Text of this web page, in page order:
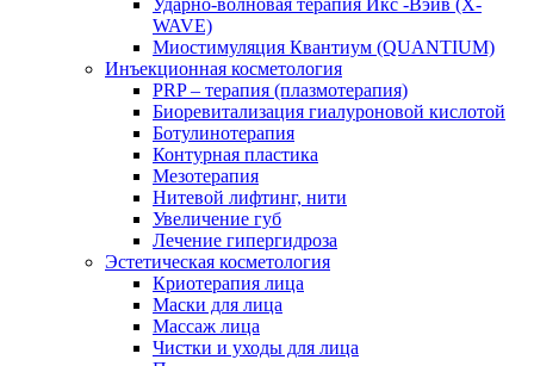
Ударно-волновая терапия Икс -Вэйв (X-
WAVE)
Миостимуляция Квантиум (QUANTIUM)
Инъекционная косметология
PRP – терапия (плазмотерапия)
Биоревитализация гиалуроновой кислотой
Ботулинотерапия
Контурная пластика
Мезотерапия
Нитевой лифтинг, нити
Увеличение губ
Лечение гипергидроза
Эстетическая косметология
Криотерапия лица
Маски для лица
Массаж лица
Чистки и уходы для лица